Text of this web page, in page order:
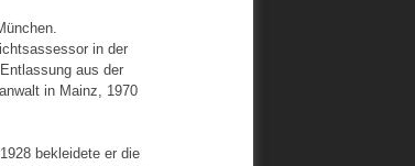
in der
aus der
in Mainz, 1970
bekleidete er die